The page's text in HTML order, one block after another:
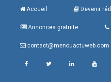
Accueil Devenir
Annonces gratuite
contact@menouactuweb.com